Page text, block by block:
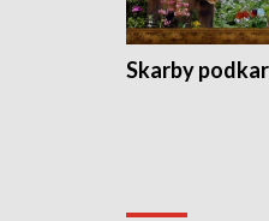
Skarby